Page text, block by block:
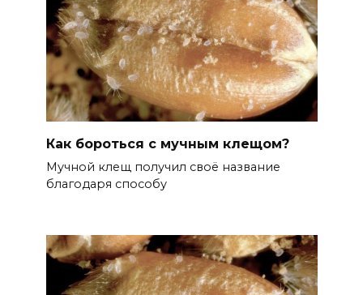
Как бороться с мучным клещом?
Мучной клещ получил своё название
благодаря способу